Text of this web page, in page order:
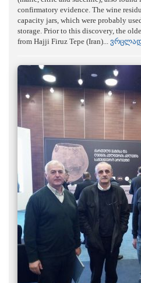
confirmatory evidence. The wine
capacity jars, which were probably
storage. Prior to this discovery, the
from Hajji Firuz Tepe (Iran)...